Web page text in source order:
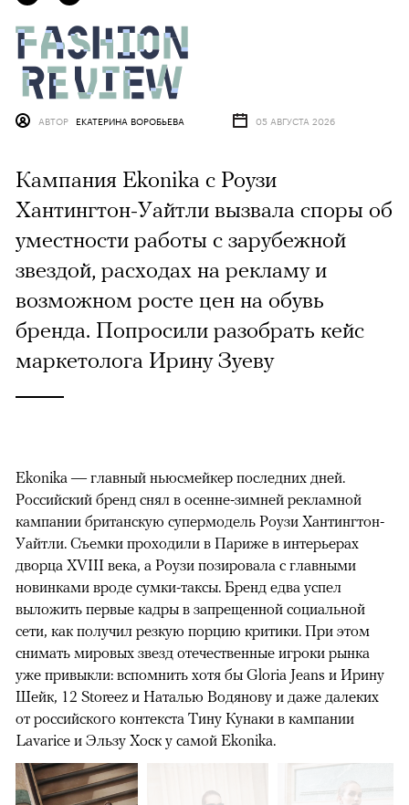
АВТОР ЕКАТЕРИНА ВОРОБЬЕВА 05 АВГУСТА 2026
Кампания Ekonika с Роузи
Хантингтон-Уайтли вызвала споры об
уместности работы с зарубежной
звездой, расходах на рекламу и
возможном росте цен на обувь
бренда. Попросили разобрать кейс
маркетолога Ирину Зуеву
Ekonika — главный ньюсмейкер последних дней.
Российский бренд снял в осенне-зимней рекламной
кампании британскую супермодель Роузи Хантингтон-
Уайтли. Cъемки проходили в Париже в интерьерах
дворца XVIII века, а Роузи позировала с главными
новинками вроде сумки-таксы. Бренд едва успел
выложить первые кадры в запрещенной социальной
сети, как получил резкую порцию критики. При этом
снимать мировых звезд отечественные игроки рынка
уже привыкли: вспомнить хотя бы Gloria Jeans и Ирину
Шейк, 12 Storeez и Наталью Водянову и даже далеких
от российского контекста Тину Кунаки в кампании
Lavarice и Эльзу Хоск у самой Ekonika.